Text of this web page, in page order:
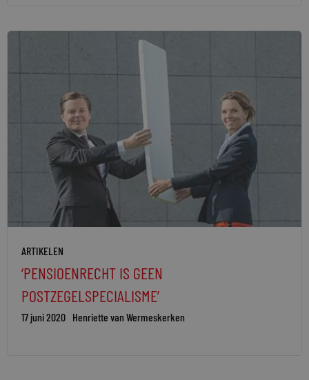
ARTIKELEN
‘PENSIOENRECHT IS GEEN
POSTZEGELSPECIALISME’
17 juni 2020 Henriette van Wermeskerken